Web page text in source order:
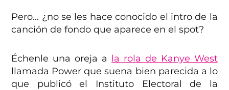
Pero… ¿no se les hace conocido el intro de la
canción de fondo que aparece en el spot?
Échenle una oreja a la rola de Kanye West
llamada Power que suena bien parecida a lo
que publicó el Instituto Electoral de la